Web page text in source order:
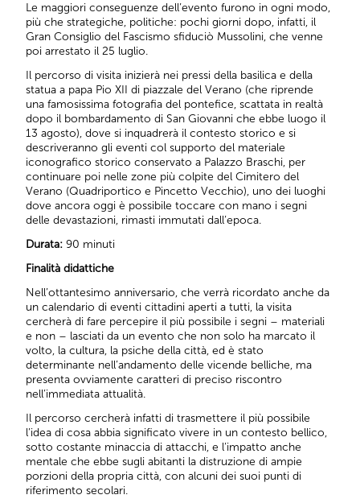
Le maggiori conseguenze dell’evento furono in ogni modo,
più che strategiche, politiche: pochi giorni dopo, infatti, il
Gran Consiglio del Fascismo sfiduciò Mussolini, che venne
poi arrestato il 25 luglio.
Il percorso di visita inizierà nei pressi della basilica e della
statua a papa Pio XII di piazzale del Verano (che riprende
una famosissima fotografia del pontefice, scattata in realtà
dopo il bombardamento di San Giovanni che ebbe luogo il
13 agosto), dove si inquadrerà il contesto storico e si
descriveranno gli eventi col supporto del materiale
iconografico storico conservato a Palazzo Braschi, per
continuare poi nelle zone più colpite del Cimitero del
Verano (Quadriportico e Pincetto Vecchio), uno dei luoghi
dove ancora oggi è possibile toccare con mano i segni
delle devastazioni, rimasti immutati dall’epoca.
Durata:90 minuti
Finalità didattiche
Nell’ottantesimo anniversario, che verrà ricordato anche da
un calendario di eventi cittadini aperti a tutti, la visita
cercherà di fare percepire il più possibile i segni – materiali
e non – lasciati da un evento che non solo ha marcato il
volto, la cultura, la psiche della città, ed è stato
determinante nell’andamento delle vicende belliche, ma
presenta ovviamente caratteri di preciso riscontro
nell’immediata attualità.
Il percorso cercherà infatti di trasmettere il più possibile
l’idea di cosa abbia significato vivere in un contesto bellico,
sotto costante minaccia di attacchi, e l’impatto anche
mentale che ebbe sugli abitanti la distruzione di ampie
porzioni della propria città, con alcuni dei suoi punti di
riferimento secolari.